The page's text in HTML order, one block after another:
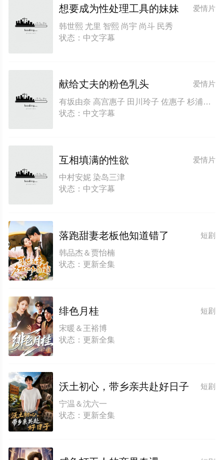
爱情片
想要成为性处理工具的妹妹
韩世熙 尤里 智熙 尚宇 尚斗 民秀
状态：中文字幕
爱情片
献给丈夫的粉色乳头
有坂由奈 高宫惠子 田川玲子 佐惠子 杉浦波奇
状态：中文字幕
爱情片
互相填满的性欲
中村安妮 染岛三津
状态：中文字幕
短剧
落跑甜妻老板他知道错了
韩品杰＆贾怡楠
状态：更新全集
短剧
绯色月桂
宋暖＆王裕博
状态：更新全集
短剧
沃土初心，带乡亲共赴好日子
宁温＆沈六一
状态：更新全集